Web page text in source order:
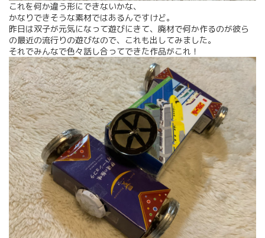
これを何か違う形にできないかな、
かなりできそうな素材ではあるんですけど。
昨日は双子が元気になって遊びにきて、廃材で何か作るのが彼ら
の最近の流行りの遊びなので、これも出してみました。
それでみんなで色々話し合ってできた作品がこれ！